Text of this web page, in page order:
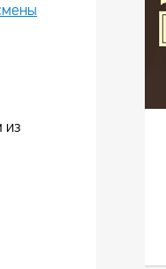
из